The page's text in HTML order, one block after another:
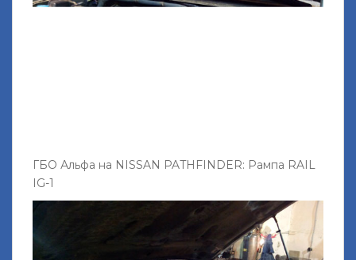
ГБО Альфа на NISSAN PATHFINDER: Рампа RAIL
IG-1